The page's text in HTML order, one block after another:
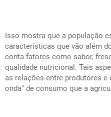
Isso mostra que a população
características que vão além
conta fatores como sabor,
qualidade nutricional. Tais
as relações entre produtores
onda" de consumo que a